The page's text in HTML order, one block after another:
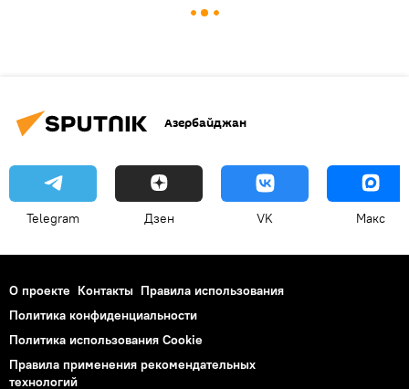
Азербайджан
Telegram Дзен VK Макс
О проекте Контакты Правила использования
Политика конфиденциальности
Политика использования Cookie
Правила применения рекомендательных
технологий